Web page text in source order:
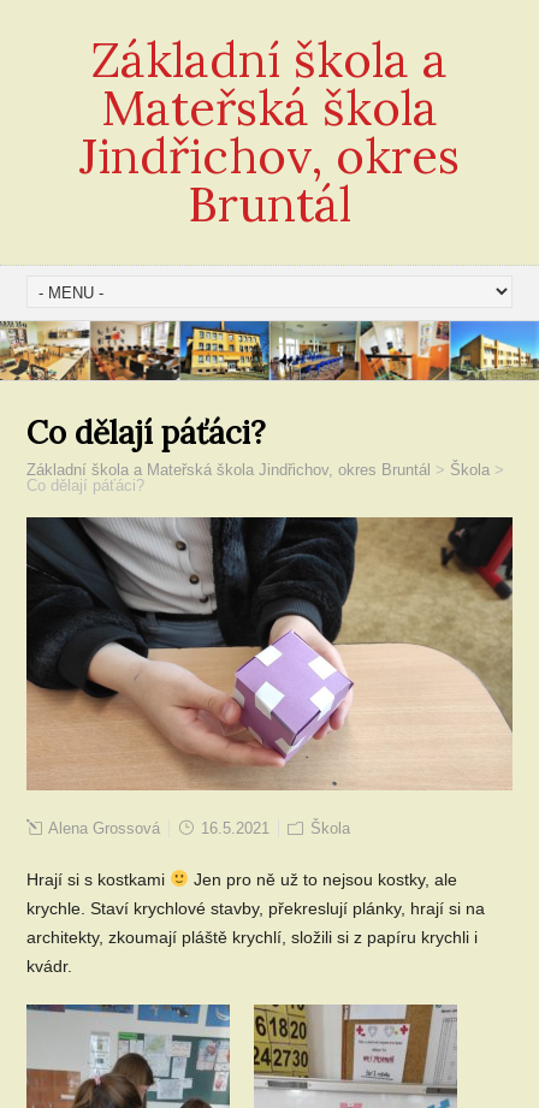
Základní škola a
Mateřská škola
Jindřichov, okres
Bruntál
Co dělají páťáci?
Základní škola a Mateřská škola Jindřichov, okres Bruntál > Škola >
Co dělají páťáci?
Alena Grossová 16.5.2021 Škola
Hrají si s kostkami
Jen pro ně už to nejsou kostky, ale
krychle. Staví krychlové stavby, překreslují plánky, hrají si na
architekty, zkoumají pláště krychlí, složili si z papíru krychli i
kvádr.